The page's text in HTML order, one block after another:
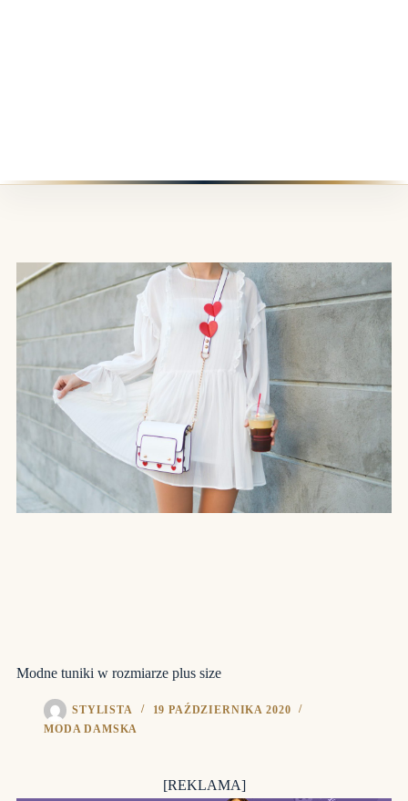
Modne tuniki w rozmiarze plus size
STYLISTA
19 PAŹDZIERNIKA 2020
MODA DAMSKA
[REKLAMA]